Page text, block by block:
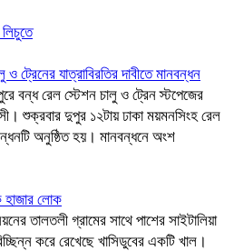
ট্রেনের যাত্রাবিরতির দাবীতে মানবন্ধন
বন্ধ রেল স্টেশন চালু ও ট্রেন স্টপেজের
শুক্রবার দুপুর ১২টায় ঢাকা ময়মনসিংহ রেল
অনুষ্ঠিত হয়। মানবন্ধনে অংশ
হাজার লোক
তালতলী গ্রামের সাথে পাশের সাইটালিয়া
করে রেখেছে খাসিডুবের একটি খাল।